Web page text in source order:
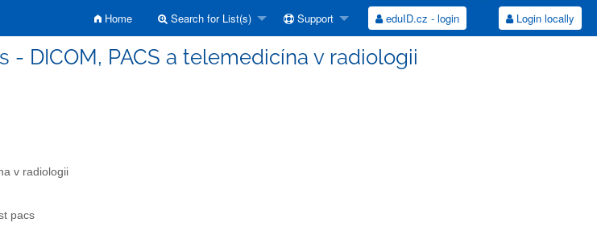
Home Search for List(s) Support eduID.cz - login Login locally
- DICOM, PACS a telemedicína v radiologii
v radiologii
pacs